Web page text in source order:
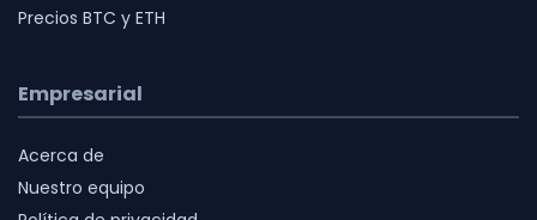
Precios BTC y ETH
Empresarial
Acerca de
Nuestro equipo